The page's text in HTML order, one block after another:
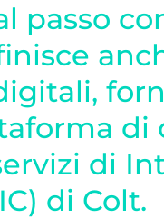
passo
di
di
di Colt.